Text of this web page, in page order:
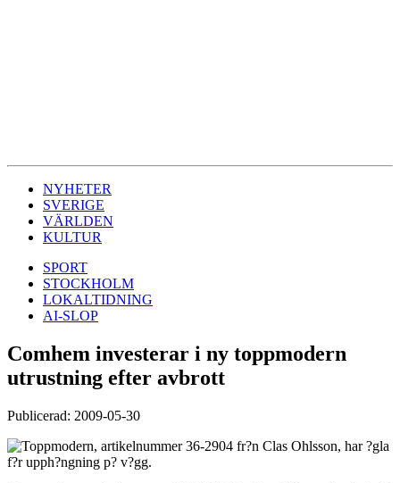
NYHETER
SVERIGE
VÄRLDEN
KULTUR
SPORT
STOCKHOLM
LOKALTIDNING
AI-SLOP
Comhem investerar i ny toppmodern
utrustning efter avbrott
Publicerad: 2009-05-30